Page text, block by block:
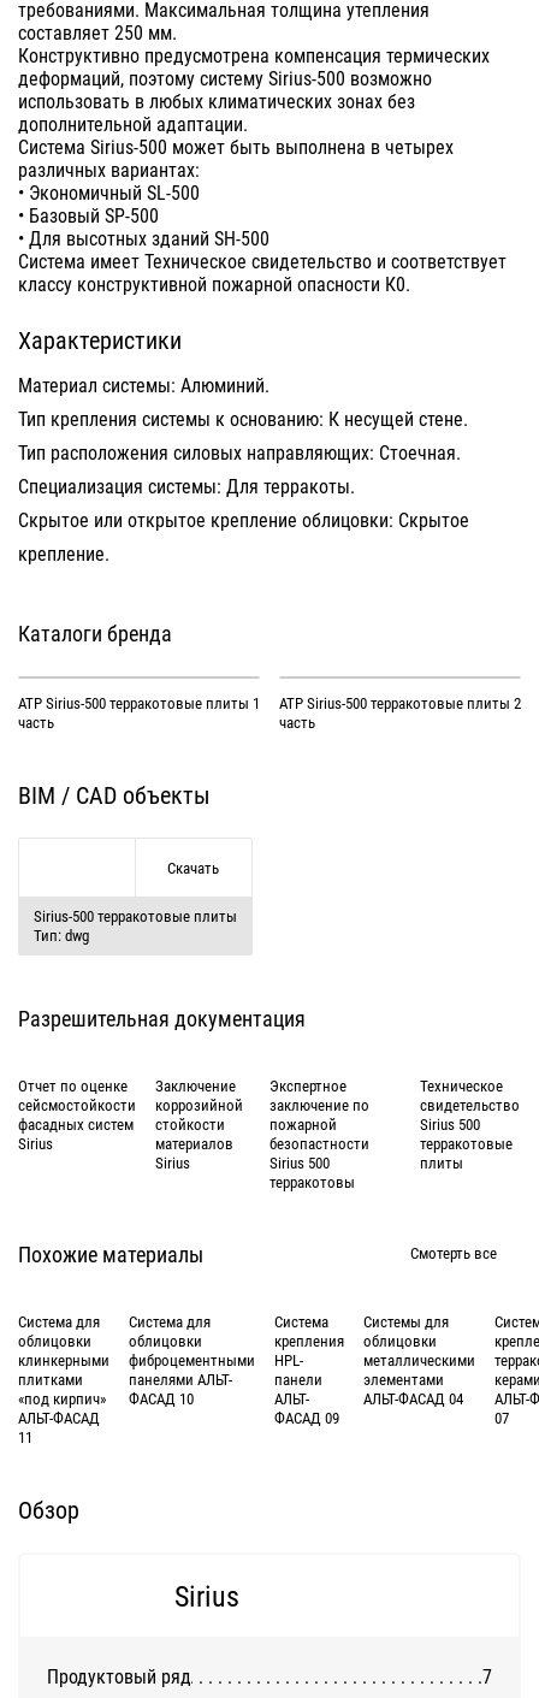
требованиями. Максимальная толщина утепления
составляет 250 мм.
Конструктивно предусмотрена компенсация термических
деформаций, поэтому систему Sirius-500 возможно
использовать в любых климатических зонах без
дополнительной адаптации.
Система Sirius-500 может быть выполнена в четырех
различных вариантах:
• Экономичный SL-500
• Базовый SP-500
• Для высотных зданий SH-500
Система имеет Техническое свидетельство и соответствует
классу конструктивной пожарной опасности К0.
Характеристики
Материал системы: Алюминий.
Тип крепления системы к основанию: К несущей стене.
Тип расположения силовых направляющих: Стоечная.
Специализация системы: Для терракоты.
Скрытое или открытое крепление облицовки: Скрытое
крепление.
Каталоги бренда
АТР Sirius-500 терракотовые плиты 1
часть
АТР Sirius-500 терракотовые плиты 2
часть
BIM / CAD объекты
Скачать
Sirius-500 терракотовые плиты
Тип: dwg
Разрешительная документация
Отчет по оценке
сейсмостойкости
фасадных систем
Sirius
Заключение
коррозийной
стойкости
материалов
Sirius
Экспертное
заключение по
пожарной
безопастности
Sirius 500
терракотовы
Техническое
свидетельство
Sirius 500
терракотовые
плиты
Похожие материалы Смотерть все
Система для
облицовки
клинкерными
плитками
«под кирпич»
АЛЬТ-ФАСАД
11
Система для
облицовки
фиброцементными
панелями АЛЬТ-
ФАСАД 10
Система
крепления
HPL-
панели
АЛЬТ-
ФАСАД 09
Системы для
облицовки
металлическими
элементами
АЛЬТ-ФАСАД 04
АЛЬТ-
07
Обзор
Sirius
Продуктовый ряд
7